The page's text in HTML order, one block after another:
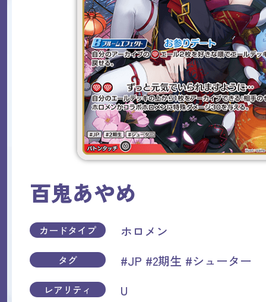
百鬼あやめ
カードタイプ ホロメン
タグ #JP #2期生 #シューター
レアリティ U